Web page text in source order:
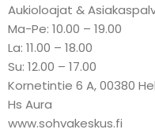
Aukioloajat &
Ma-Pe: 10.00 – 19.00
La: 11.00 – 18.00
Su: 12.00 – 17.00
Kornetintie 6 A, 00380
Hs Aura
www.sohvakeskus.fi